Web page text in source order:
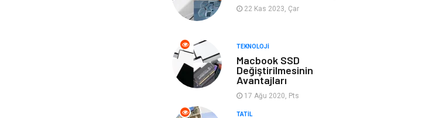
Turizm
Hediyelik Eşya
oyun alanları
uçak yolculuğu
önerileri
22 Kas 2023, Çar
TEKNOLOJI
Macbook SSD
Değiştirilmesinin
Avantajları
17 Ağu 2020, Pts
TATIL